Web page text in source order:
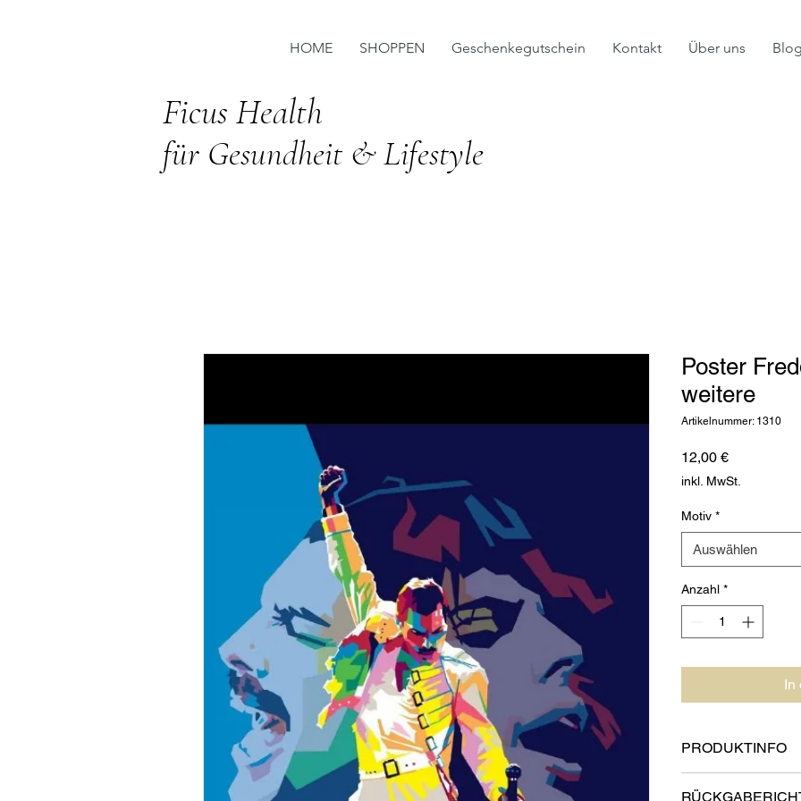
HOME SHOPPEN Geschenkegutschein Kontakt Über uns Blog
Ficus Health
für Gesundheit & Lifestyle
Poster
weitere
Artikelnummer: 1310
12,00 €Preis
inkl. MwSt.
Motiv *
Auswählen
Anzahl *
In
PRODUKTINFO